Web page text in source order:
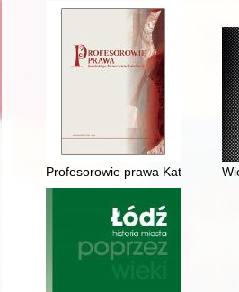
Profesorowie prawa Katolickiego